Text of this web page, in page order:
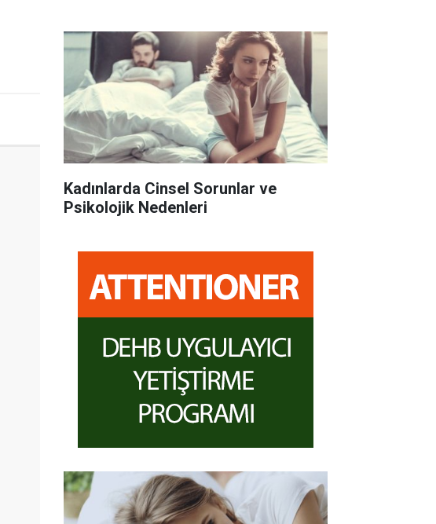
Kadınlarda Cinsel Sorunlar ve
Psikolojik Nedenleri